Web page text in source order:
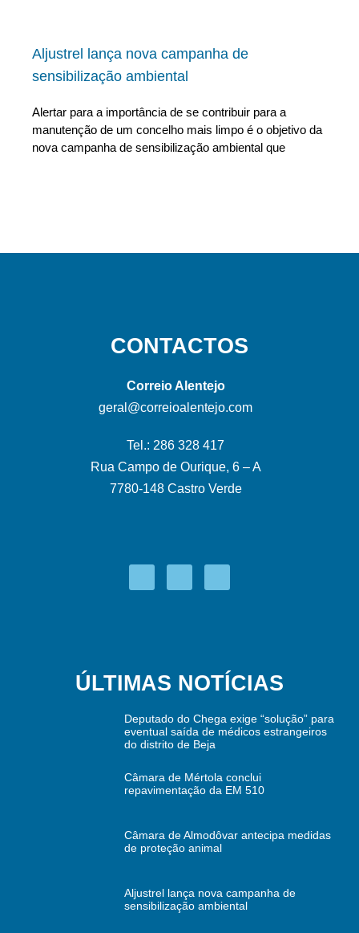
Aljustrel lança nova campanha de
sensibilização ambiental
Alertar para a importância de se contribuir para a
manutenção de um concelho mais limpo é o objetivo da
nova campanha de sensibilização ambiental que
CONTACTOS
Correio Alentejo
geral@correioalentejo.com
Tel.: 286 328 417
Rua Campo de Ourique, 6 – A
7780-148 Castro Verde
ÚLTIMAS NOTÍCIAS
Deputado do Chega exige “solução” para
eventual saída de médicos estrangeiros
do distrito de Beja
Câmara de Mértola conclui
repavimentação da EM 510
Câmara de Almodôvar antecipa medidas
de proteção animal
Aljustrel lança nova campanha de
sensibilização ambiental